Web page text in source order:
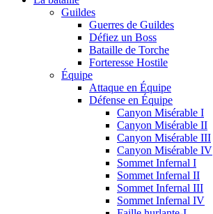
Guildes
Guerres de Guildes
Défiez un Boss
Bataille de Torche
Forteresse Hostile
Équipe
Attaque en Équipe
Défense en Équipe
Canyon Misérable I
Canyon Misérable II
Canyon Misérable III
Canyon Misérable IV
Sommet Infernal I
Sommet Infernal II
Sommet Infernal III
Sommet Infernal IV